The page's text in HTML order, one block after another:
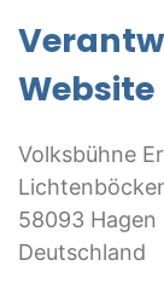
Website
Volksbühne
58093 Hagen
Deutschland